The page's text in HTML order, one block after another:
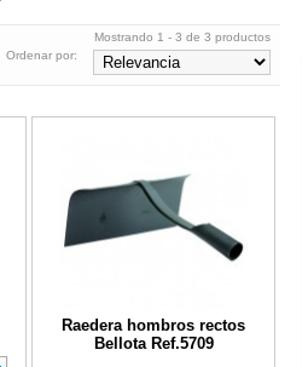
Mostrando 1 - 3 de 3 productos
Ordenar por:
Raedera hombros rectos
Bellota Ref.5709